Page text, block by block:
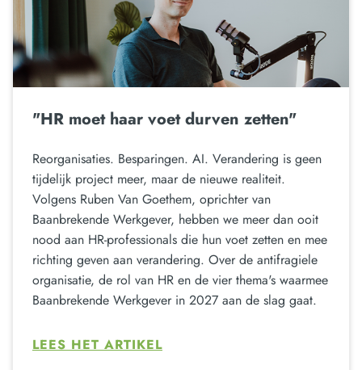
"HR moet haar voet durven zetten"
Reorganisaties. Besparingen. AI. Verandering is geen
tijdelijk project meer, maar de nieuwe realiteit.
Volgens Ruben Van Goethem, oprichter van
Baanbrekende Werkgever, hebben we meer dan ooit
nood aan HR-professionals die hun voet zetten en mee
richting geven aan verandering. Over de antifragiele
organisatie, de rol van HR en de vier thema's waarmee
Baanbrekende Werkgever in 2027 aan de slag gaat.
LEES HET ARTIKEL